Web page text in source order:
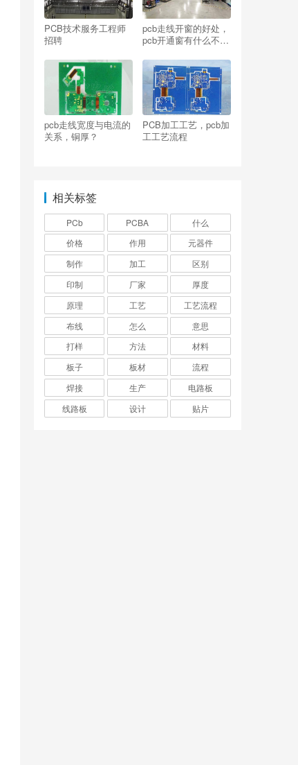
PCB技术服务工程师
招聘
pcb走线开窗的好处，
pcb开通窗有什么不
pcb走线宽度与电流的
关系，铜厚？
PCB加工工艺，pcb加
工工艺流程
相关标签
PCb PCBA
什么
价格
作用
元器件
制作
加工
区别
印制
厂家
厚度
原理
工艺
工艺流程
布线
怎么
意思
打样
方法
材料
板子
板材
流程
焊接
生产
电路板
线路板
设计 贴片